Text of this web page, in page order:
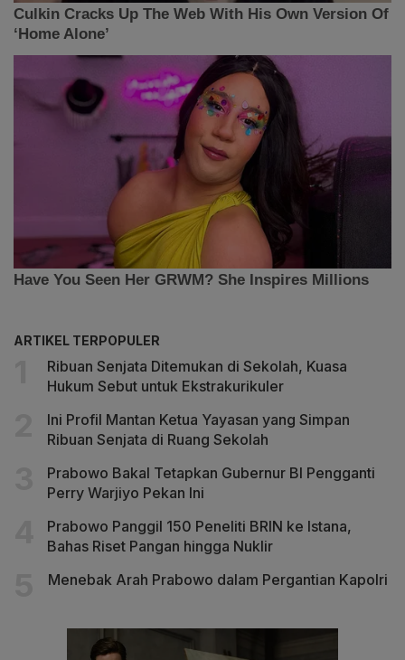
ARTIKEL TERPOPULER
Ribuan Senjata Ditemukan di Sekolah, Kuasa
Hukum Sebut untuk Ekstrakurikuler
Ini Profil Mantan Ketua Yayasan yang Simpan
Ribuan Senjata di Ruang Sekolah
Prabowo Bakal Tetapkan Gubernur BI Pengganti
Perry Warjiyo Pekan Ini
Prabowo Panggil 150 Peneliti BRIN ke Istana,
Bahas Riset Pangan hingga Nuklir
Menebak Arah Prabowo dalam Pergantian Kapolri